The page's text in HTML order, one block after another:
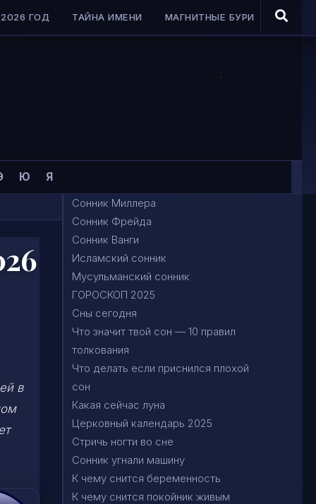
ГОД ТАЙНА ИМЕНИ МАГНИТНЫЕ БУРИ
Ю Я
в
Сонник Миллера
Сонник Фрейда
Сонник Ванги
Исламский сонник
Мусульманский сонник
ГОРОСКОП 2025
Сны сегодня
Что значит твой сон — 10 правил
толкования
Что делать если приснился плохой
сон
Какая сейчас луна
Церковный календарь 2025
Стричь ногти во сне
Сонник угнали машину
К чему снится беременность
К чему снится покойник живым